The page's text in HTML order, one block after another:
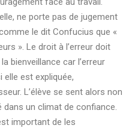
ne porte pas de jugement
le dit Confucius que «
». Le droit à l’erreur doit
bienveillance car l’erreur
est expliquée,
L’élève se sent alors non
un climat de confiance.
important de les